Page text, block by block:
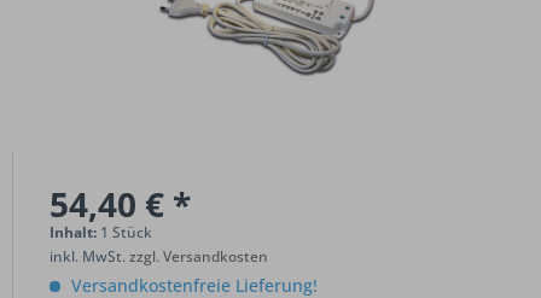
54,40 € *
Inhalt: 1 Stück
inkl. MwSt.zzgl. Versandkosten
Versandkostenfreie Lieferung!